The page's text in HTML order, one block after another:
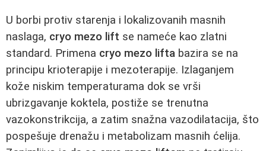
U borbi protiv starenja i lokalizovanih masnih
naslaga, cryo mezo lift se nameće kao zlatni
standard. Primena cryo mezo lifta bazira se na
principu krioterapije i mezoterapije. Izlaganjem
kože niskim temperaturama dok se vrši
ubrizgavanje koktela, postiže se trenutna
vazokonstrikcija, a zatim snažna vazodilatacija, što
pospešuje drenažu i metabolizam masnih ćelija.